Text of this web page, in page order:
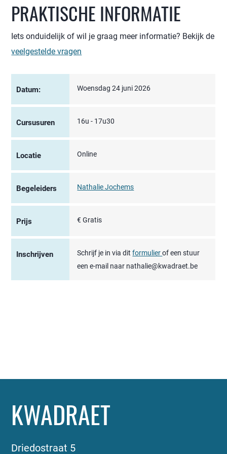
PRAKTISCHE INFORMATIE
Iets onduidelijk of wil je graag meer informatie? Bekijk de
veelgestelde vragen
Datum: Woensdag 24 juni 2026
Cursusuren 16u - 17u30
Locatie Online
Begeleiders Nathalie Jochems
Prijs € Gratis
Inschrijven Schrijf je in via ditformulierof een stuur
een e-mail naar nathalie@kwadraet.be
KWADRAET
Driedostraat 5